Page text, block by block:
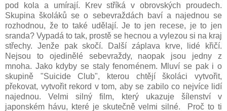
pod kola a umírají. Krev stříká v obrovských proudech.
Skupina školáků se o sebevraždách baví a najednou se
rozhodnou, že to také udělají. Je to jen recese, je to jen
sranda? Vypadá to tak, prostě se hecnou a vylezou si na kraj
střechy. Jenže pak skočí. Další záplava krve, lidé křičí.
Nejsou to ojedinělé sebevraždy, naopak jsou jedny z
mnoha. Jako kdyby se staly fenoménem. Mluví se pak i o
skupině "Suicide Club", kterou chtějí školáci vytvořit,
překovat, vytvořit rekord v tom, aby se zabilo co nejvíce lidí
najednou. Velmi silný film, který ukazuje šílenství v
japonském hávu, které je skutečně velmi silné. Proč to ti